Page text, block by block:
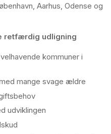
Aarhus, Odense og
retfærdig udligning
kommuner i
mange svage ældre
udviklingen